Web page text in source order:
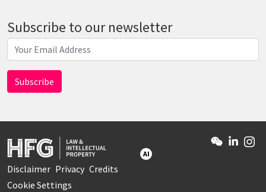
Subscribe to our newsletter
Disclaimer Privacy Credits
Cookie Settings
AI